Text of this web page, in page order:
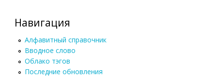
Навигация
Алфавитный справочник
Вводное слово
Облако тэгов
Последние обновления